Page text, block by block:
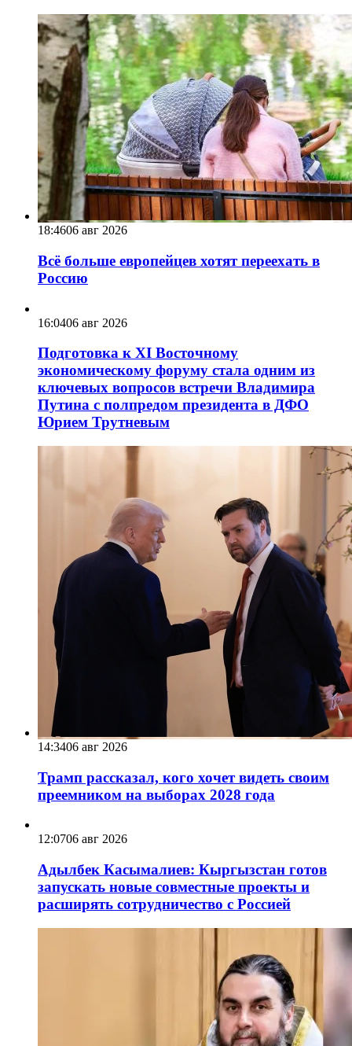
18:4606 авг 2026
Всё больше европейцев хотят переехать в
Россию
16:0406 авг 2026
Подготовка к XI Восточному
экономическому форуму стала одним из
ключевых вопросов встречи Владимира
Путина с полпредом президента в ДФО
Юрием Трутневым
14:3406 авг 2026
Трамп рассказал, кого хочет видеть своим
преемником на выборах 2028 года
12:0706 авг 2026
Адылбек Касымалиев: Кыргызстан готов
запускать новые совместные проекты и
расширять сотрудничество с Россией